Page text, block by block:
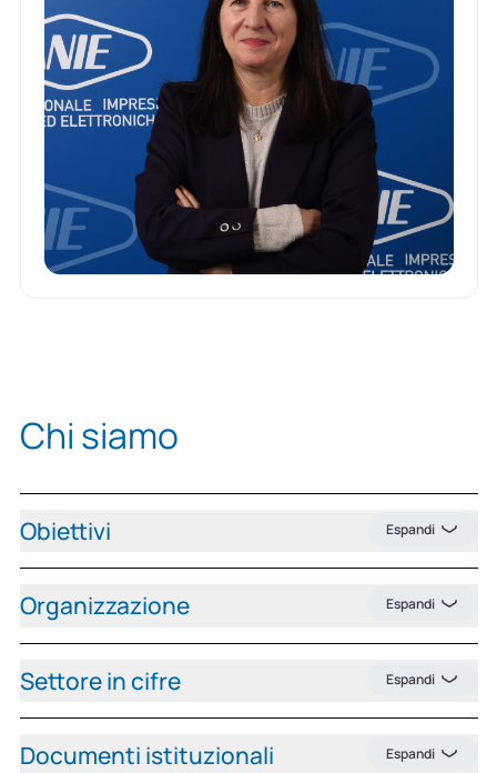
Chi siamo
Obiettivi Espandi
Organizzazione Espandi
Settore in cifre Espandi
Documenti istituzionali Espandi